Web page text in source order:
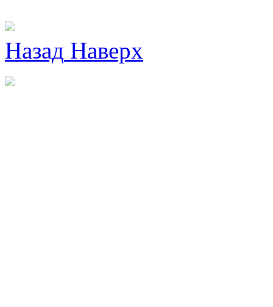
Назад Наверх